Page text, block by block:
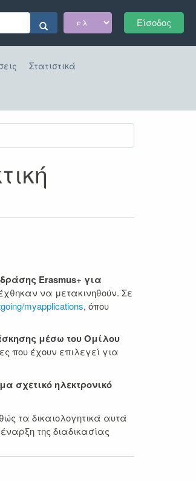
Είσοδος
Στατιστικά
Erasmus+ για
να μετακινηθούν. Σε
myapplications, όπου
μέσω του Ομίλου
που έχουν επιλεγεί για
σχετικό ηλεκτρονικό
τα δικαιολογητικά αυτά
της διαδικασίας